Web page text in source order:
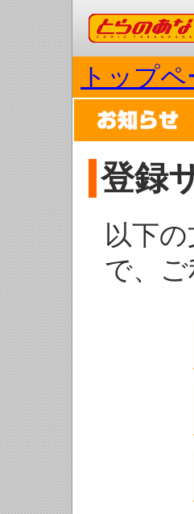
コミックとらのあな
トップペ
登録
以下
で、